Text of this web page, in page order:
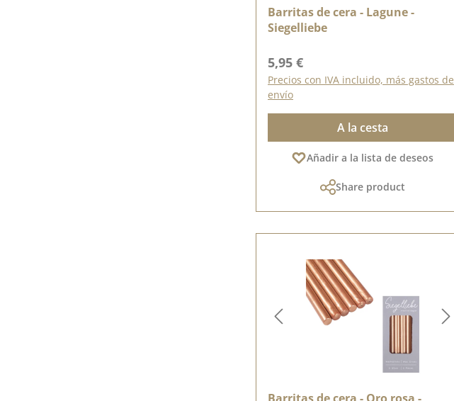
Barritas de cera - Lagune -
Siegelliebe
Precio normal:
5,95 €
Precios con IVA incluido, más gastos de
envío
A la cesta
Añadir a la lista de deseos
Share product